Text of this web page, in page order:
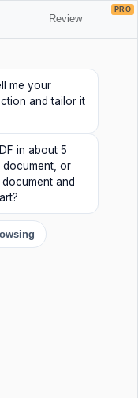
Review
PRO
me your
and tailor it
in about 5
document, or
and